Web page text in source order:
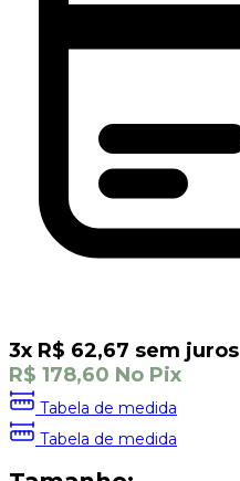
3x R$ 62,67 sem juros
R$ 178,60 No Pix
Tabela de medida
Tabela de medida